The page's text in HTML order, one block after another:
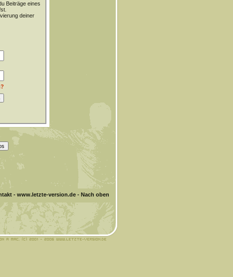
Beiträge eines
deiner
- www.letzte-version.de- Nach oben